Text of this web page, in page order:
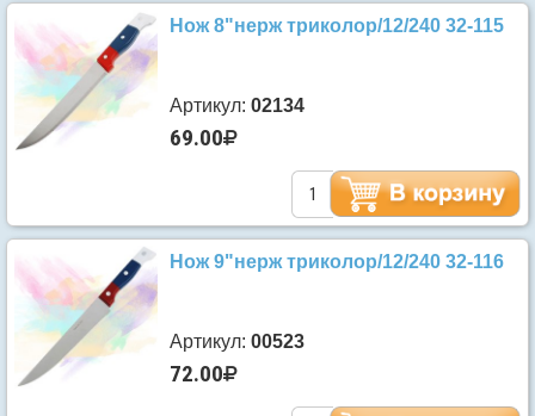
Нож 8"нерж триколор/12/240 32-115
Артикул: 02134
69.00
Нож 9"нерж триколор/12/240 32-116
Артикул: 00523
72.00